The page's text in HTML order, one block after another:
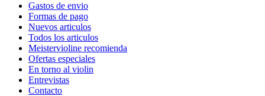
Gastos de envio
Formas de pago
Nuevos articulos
Todos los articulos
Meistervioline recomienda
Ofertas especiales
En torno al violin
Entrevistas
Contacto